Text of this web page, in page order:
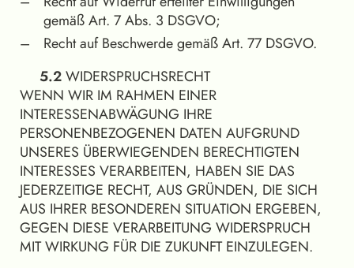
gemäß Art. 7 Abs. 3 DSGVO;
Recht auf Beschwerde gemäß Art. 77 DSGVO.
5.2WIDERSPRUCHSRECHT
WENN WIR IM RAHMEN EINER
INTERESSENABWÄGUNG IHRE
PERSONENBEZOGENEN DATEN AUFGRUND
UNSERES ÜBERWIEGENDEN BERECHTIGTEN
INTERESSES VERARBEITEN, HABEN SIE DAS
JEDERZEITIGE RECHT, AUS GRÜNDEN, DIE SICH
AUS IHRER BESONDEREN SITUATION ERGEBEN,
GEGEN DIESE VERARBEITUNG WIDERSPRUCH
MIT WIRKUNG FÜR DIE ZUKUNFT EINZULEGEN.